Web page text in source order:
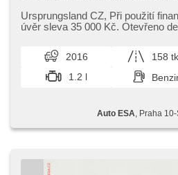
Zentralverriegelung,
Funkfernbedienung,
4x Airbag
Ursprungsland CZ,​ Při použití
úvěr sleva 35 000 Kč. Otevřeno
2016 158
1.2 l
Auto ESA , Praha